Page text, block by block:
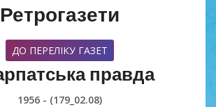
Ретрогазети
ДО ПЕРЕЛІКУ ГАЗЕТ
правда
1956 - (179_02.08)